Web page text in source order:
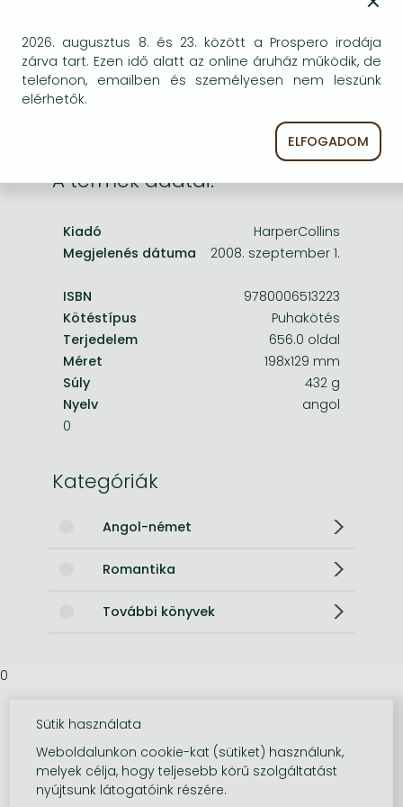
Bleach manga
One-Punch Man manga
másik, kapható kiadást, forduljon
ügyfélszolgálatunkhoz!
A termék adatai:
Kiadó
HarperCollins
Megjelenés dátuma
2008. szeptember 1.
ISBN
9780006513223
Kötéstípus
Puhakötés
Terjedelem
656.0 oldal
Méret
198x129 mm
Súly
432 g
Nyelv
angol
0
Kategóriák
Angol-német
Romantika
További könyvek
0
2026. augusztus 8. és 23. között a Prospero irodája
zárva tart. Ezen idő alatt az online áruház működik, de
telefonon, emailben és személyesen nem leszünk
elérhetők.
ELFOGADOM
Sütik használata
Weboldalunkon cookie-kat (sütiket) használunk,
melyek célja, hogy teljesebb körű szolgáltatást
nyújtsunk látogatóink részére.